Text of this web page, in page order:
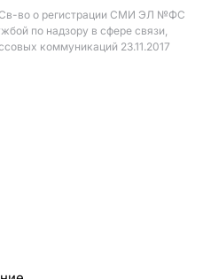
во о регистрации СМИ ЭЛ №ФС
по надзору в сфере связи,
коммуникаций 23.11.2017